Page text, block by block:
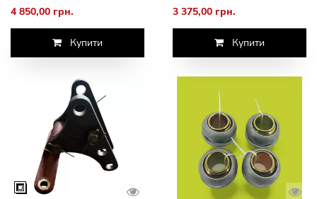
4 850,00 грн.
Купити
3 375,00 грн.
Купити